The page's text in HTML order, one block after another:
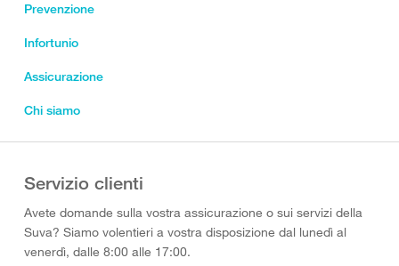
Prevenzione
Infortunio
Assicurazione
Chi siamo
Servizio clienti
Avete domande sulla vostra assicurazione o sui servizi della
Suva? Siamo volentieri a vostra disposizione dal lunedì al
venerdì, dalle 8:00 alle 17:00.